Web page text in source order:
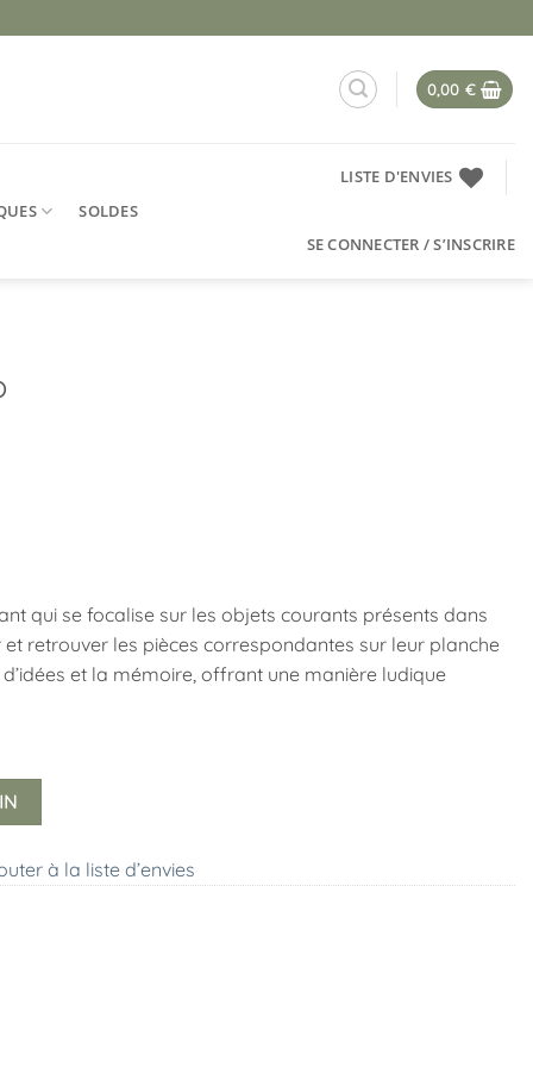
0,00 €
SOLDES
LISTE D'ENVIES
SE CONNECTER / S’INSCRIRE
qui se focalise sur les objets courants présents dans
retrouver les pièces correspondantes sur leur planche
d’idées et la mémoire, offrant une manière ludique
à la liste d’envies